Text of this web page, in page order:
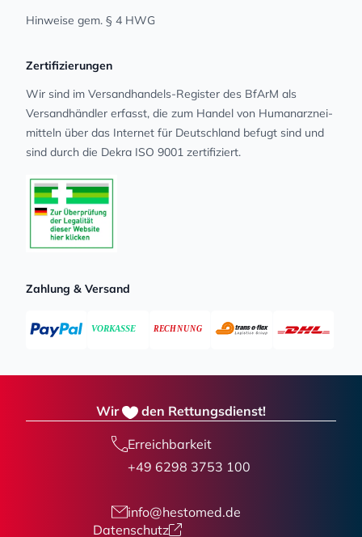
Hinweise gem. § 4 HWG
Zertifizierungen
Wir sind im Versandhandels-Register des BfArM als
Versandhändler erfasst, die zum Handel von Human­arz­nei­
mit­teln über das Internet für Deutschland befugt sind und
sind durch die Dekra ISO 9001 zertifiziert.
Zahlung & Versand
Wir den Rettungsdienst!
Erreichbarkeit
+49 6298 3753 100
info@hestomed.de
Datenschutz